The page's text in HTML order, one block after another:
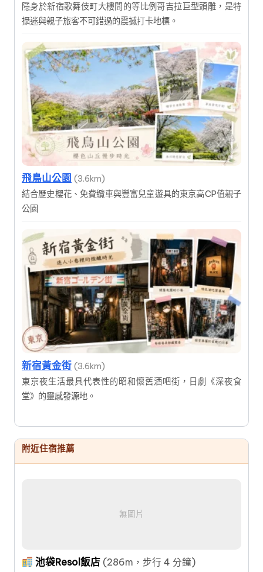
隱身於新宿歌舞伎町大樓間的等比例哥吉拉巨型頭雕，是特
攝迷與親子旅客不可錯過的震撼打卡地標。
飛鳥山公園 (3.6km)
結合歷史櫻花、免費纜車與豐富兒童遊具的東京高CP值親子
公園
新宿黃金街 (3.6km)
東京夜生活最具代表性的昭和懷舊酒吧街，日劇《深夜食
堂》的靈感發源地。
附近住宿推薦
無圖片
池袋Resol飯店 (286m，步行 4 分鐘)